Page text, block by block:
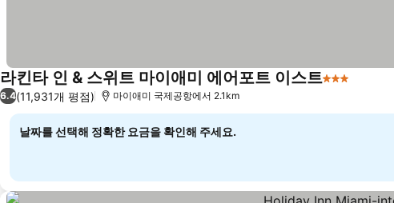
라킨타 인 & 스위트 마이애미 에어포트 이스트3 성급
6.4(11,931개 평점) 마이애미 국제공항에서 2.1km
날짜를 선택해 정확한 요금을 확인해 주세요.